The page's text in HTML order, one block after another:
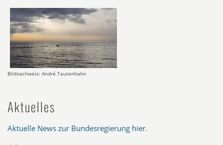
Bildnachweis: André Tautenhahn
Aktuelles
Aktuelle News zur Bundesregierung hier.